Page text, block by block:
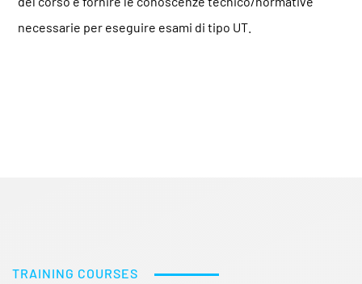
necessarie per eseguire esami di tipo UT.
TRAINING COURSES